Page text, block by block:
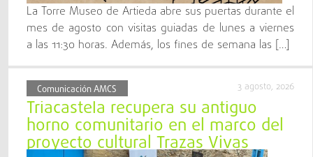
La Torre Museo de Artieda abre sus puertas durante el
mes de agosto con visitas guiadas de lunes a viernes
a las 11:30 horas. Además, los fines de semana las […]
Comunicación AMCS 3 agosto, 2026
Triacastela recupera su antiguo
horno comunitario en el marco del
proyecto cultural Trazas Vivas